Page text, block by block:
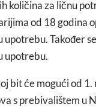
količina za ličnu
od 18 godina
Također
upotrebu.
bit će mogući od 1.
s prebivalištem u